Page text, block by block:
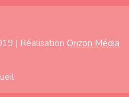
| Réalisation Orizon Média